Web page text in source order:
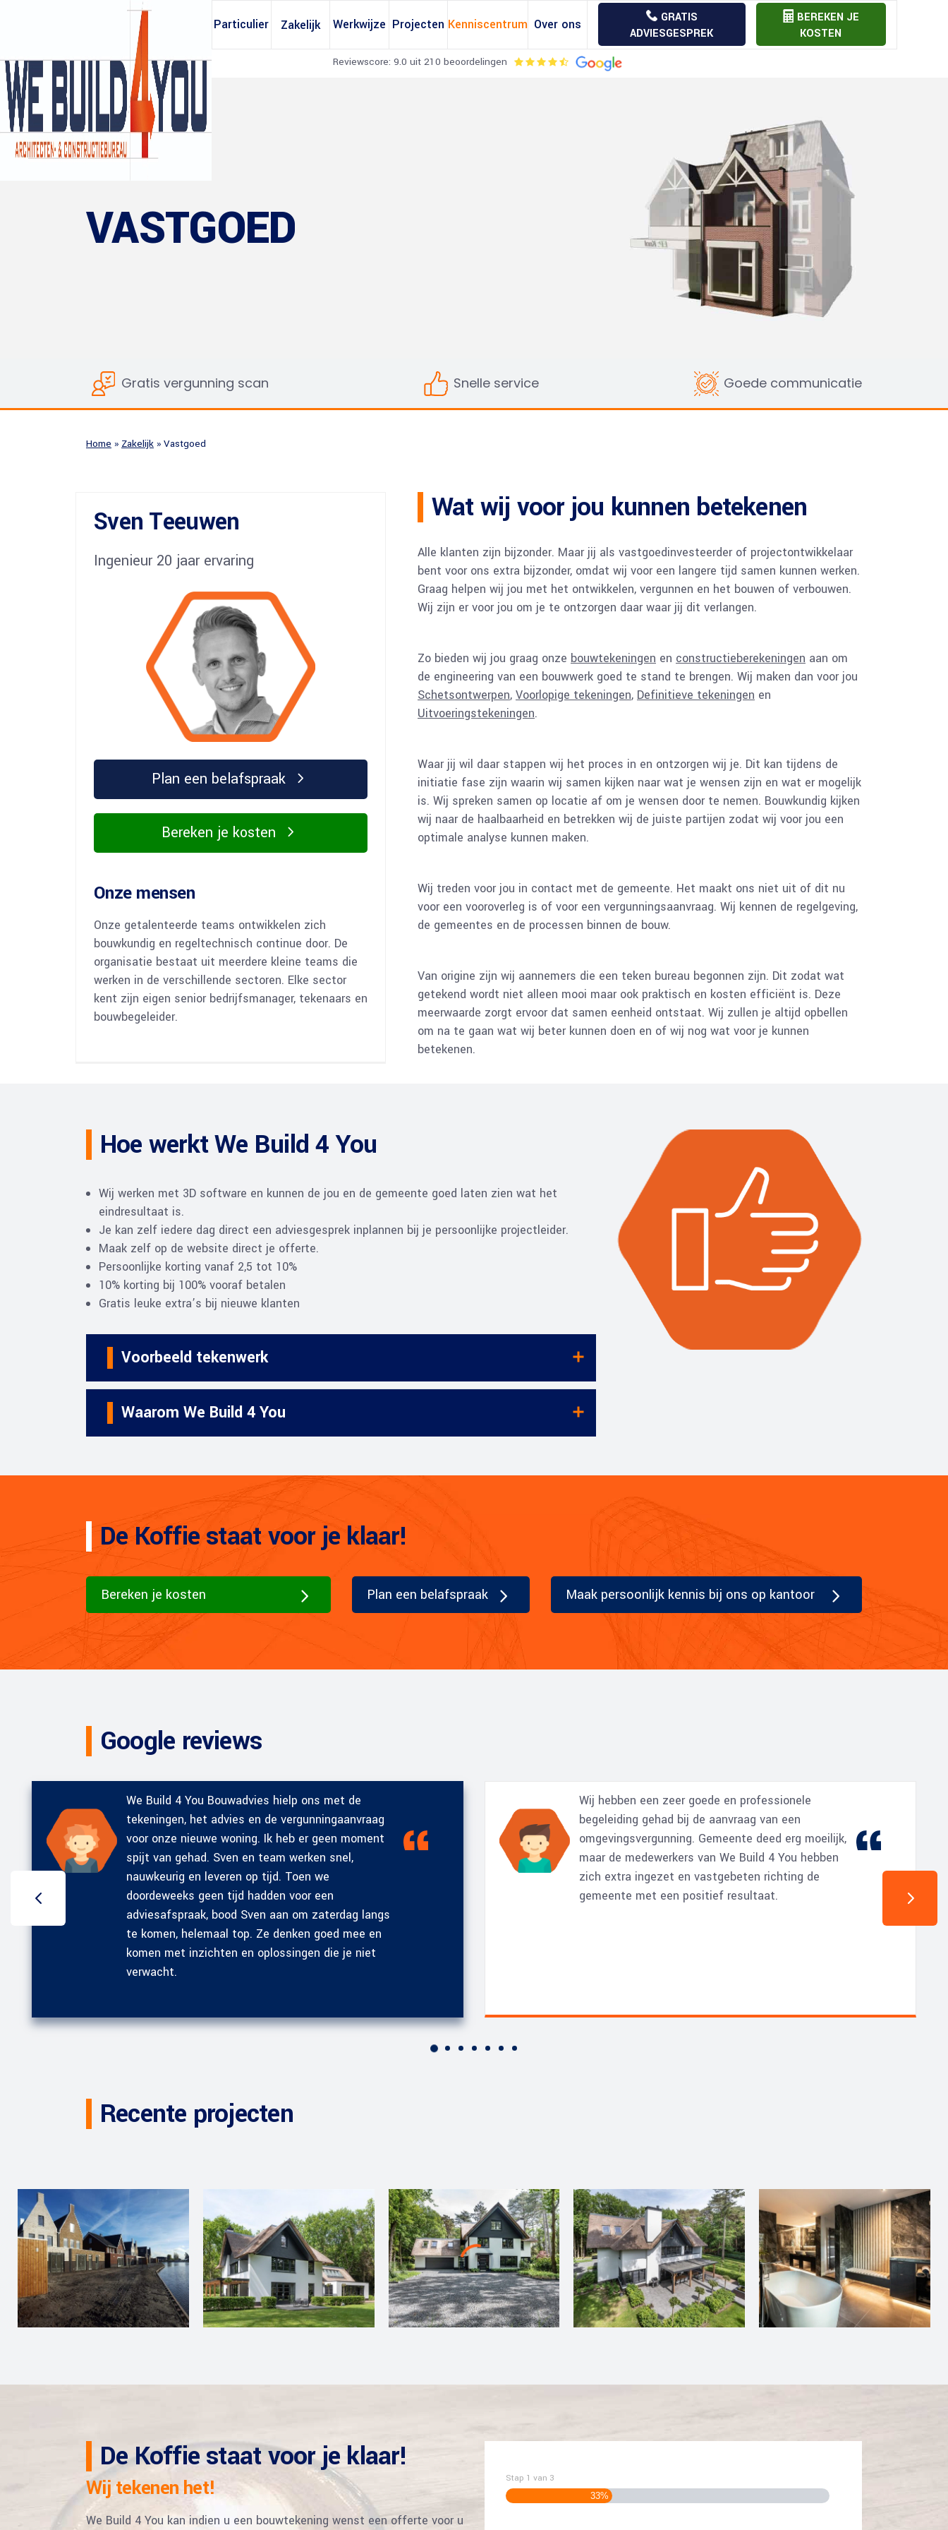
Reviewscore: 9.0 uit 210 beoordelingen
Particulier Zakelijk Werkwijze Projecten Kenniscentrum
Archief opvragen
Tekening huis
Ontwerptekening
Verkooptekening
Bestektekeningen
2D Bouwtekening
Slooptekeningen
Constructieberekeningen
Bouwkostenberekening
Aannemer offerte vergelijk
Bouwkostenberekening
Over ons
GRATIS
ADVIESGESPREK
BEREKEN JE
KOSTEN
VASTGOED
Gratis vergunning scan Snelle service Goede communicatie
Home » Zakelijk » Vastgoed
Sven Teeuwen
Ingenieur 20 jaar ervaring
Bereken je kosten
Plan een belafspraak
Onze mensen
Onze getalenteerde teams ontwikkelen zich
bouwkundig en regeltechnisch continue door. De
organisatie bestaat uit meerdere kleine teams die
werken in de verschillende sectoren. Elke sector
kent zijn eigen senior bedrijfsmanager, tekenaars en
bouwbegeleider.
Wat wij voor jou kunnen betekenen
Alle klanten zijn bijzonder. Maar jij als vastgoedinvesteerder of projectontwikkelaar
bent voor ons extra bijzonder, omdat wij voor een langere tijd samen kunnen werken.
Graag helpen wij jou met het ontwikkelen, vergunnen en het bouwen of verbouwen.
Wij zijn er voor jou om je te ontzorgen daar waar jij dit verlangen.
Zo bieden wij jou graag onze bouwtekeningen en constructieberekeningen aan om
de engineering van een bouwwerk goed te stand te brengen. Wij maken dan voor jou
Schetsontwerpen, Voorlopige tekeningen, Definitieve tekeningen en
Uitvoeringstekeningen.
Waar jij wil daar stappen wij het proces in en ontzorgen wij je. Dit kan tijdens de
initiatie fase zijn waarin wij samen kijken naar wat je wensen zijn en wat er mogelijk
is. Wij spreken samen op locatie af om je wensen door te nemen. Bouwkundig kijken
wij naar de haalbaarheid en betrekken wij de juiste partijen zodat wij voor jou een
optimale analyse kunnen maken.
Wij treden voor jou in contact met de gemeente. Het maakt ons niet uit of dit nu
voor een vooroverleg is of voor een vergunningsaanvraag. Wij kennen de regelgeving,
de gemeentes en de processen binnen de bouw.
Van origine zijn wij aannemers die een teken bureau begonnen zijn. Dit zodat wat
getekend wordt niet alleen mooi maar ook praktisch en kosten efficiënt is. Deze
meerwaarde zorgt ervoor dat samen eenheid ontstaat. Wij zullen je altijd opbellen
om na te gaan wat wij beter kunnen doen en of wij nog wat voor je kunnen
betekenen.
Hoe werkt We Build 4 You
Wij werken met 3D software en kunnen de jou en de gemeente goed laten zien wat het
eindresultaat is.
Je kan zelf iedere dag direct een adviesgesprek inplannen bij je persoonlijke projectleider.
Maak zelf op de website direct je offerte.
Persoonlijke korting vanaf 2,5 tot 10%
10% korting bij 100% vooraf betalen
Gratis leuke extra’s bij nieuwe klanten
Voorbeeld tekenwerk
Waarom We Build 4 You
De Koffie staat voor je klaar!
Bereken je kosten Plan een belafspraak Maak persoonlijk kennis bij ons op kantoor
Google reviews
We Build 4 You Bouwadvies hielp ons met de
tekeningen, het advies en de vergunningaanvraag
voor onze nieuwe woning. Ik heb er geen moment
spijt van gehad. Sven en team werken snel,
nauwkeurig en leveren op tijd. Toen we
doordeweeks geen tijd hadden voor een
adviesafspraak, bood Sven aan om zaterdag langs
te komen, helemaal top. Ze denken goed mee en
komen met inzichten en oplossingen die je niet
verwacht.
Wij hebben een zeer goede en professionele
begeleiding gehad bij de aanvraag van een
omgevingsvergunning. Gemeente deed erg moeilijk,
maar de medewerkers van We Build 4 You hebben
zich extra ingezet en vastgebeten richting de
gemeente met een positief resultaat.
Recente projecten
De Koffie staat voor je klaar!
Wij tekenen het!
We Build 4 You kan indien u een bouwtekening wenst een offerte voor u
Stap 1 van 3
33%